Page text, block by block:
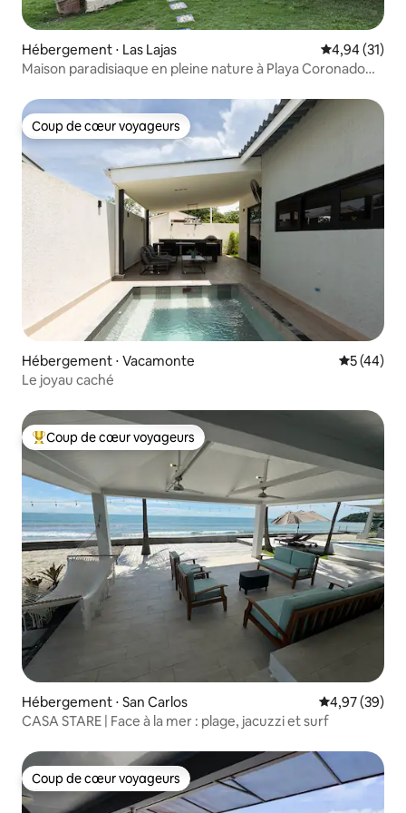
Hébergement ⋅ Las Lajas Évaluation
4,94 (31)
Maison paradisiaque en pleine nature à Playa Coronado
Coup de cœur voyageurs
Coup de cœur voyageurs
Hébergement ⋅ Vacamonte
5 (44)
Le joyau caché
Coups de cœur voyageurs les plus appréciés
Coup de cœur voyageurs
Hébergement ⋅ San Carlos Évaluation
4,97 (39)
CASA STARE | Face à la mer : plage, jacuzzi et surf
Coup de cœur voyageurs
Coup de cœur voyageurs